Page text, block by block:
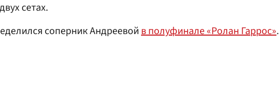
сетах.
соперник Андреевойв полуфинале «Ролан Гаррос».